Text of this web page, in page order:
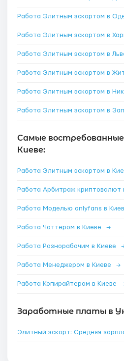
Работа Элитным эскортом в
Работа Элитным эскортом в
Работа Элитным эскортом в
Работа Элитным эскортом в
Работа Элитным эскортом в
Работа Элитным эскортом в
Самые востребованные
Киеве:
Работа Элитным эскортом в
Работа Арбитраж криптовалют
Работа Моделью onlyfans в
Работа Чаттером в Киеве →
Работа Разнорабочим в Киеве
Работа Менеджером в Киеве →
Работа Копирайтером в Киеве
Заработные платы в
Элитный эскорт: Средняя